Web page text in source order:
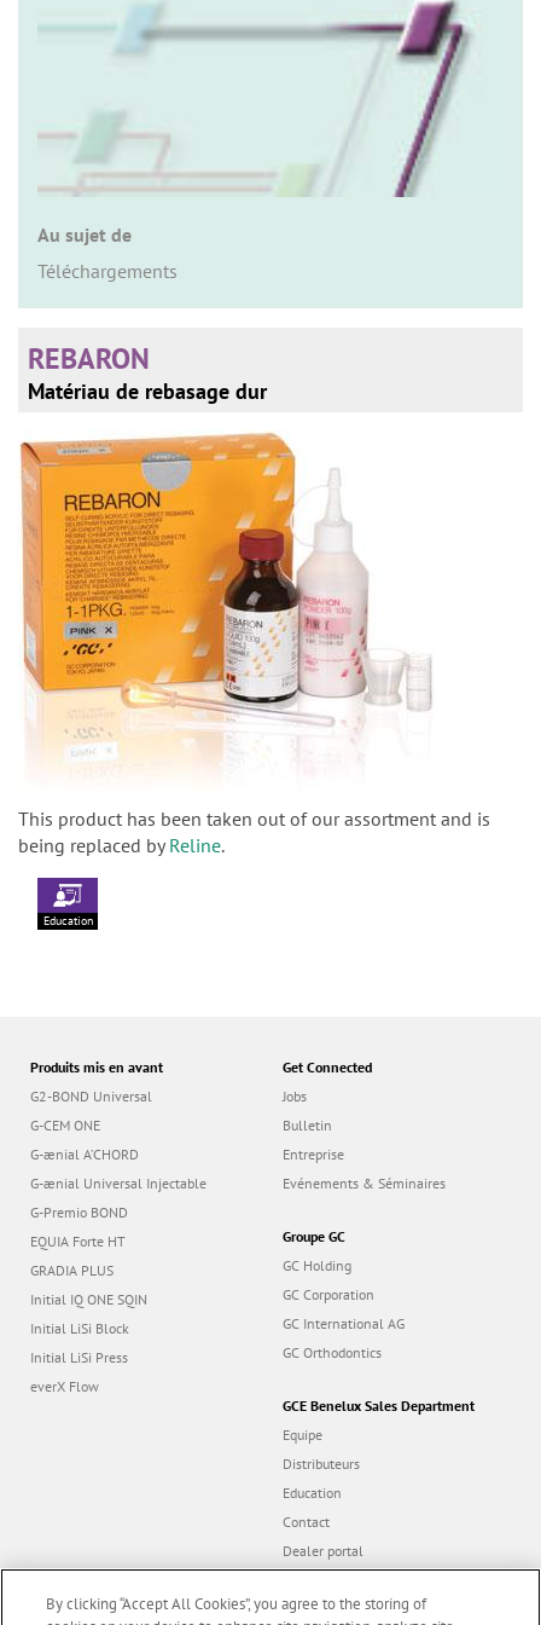
Au sujet de
Téléchargements
REBARON
Matériau de rebasage dur
This product has been taken out of our assortment and is
being replaced byReline.
Education
Produits mis en avant
G2-BOND Universal
G-CEM ONE
G-ænial A’CHORD
G-ænial Universal Injectable
G-Premio BOND
EQUIA Forte HT
GRADIA PLUS
Initial IQ ONE SQIN
Initial LiSi Block
Initial LiSi Press
everX Flow
Get Connected
Jobs
Bulletin
Entreprise
Evénements & Séminaires
Groupe GC
GC Holding
GC Corporation
GC International AG
GC Orthodontics
GCE Benelux Sales Department
Equipe
Distributeurs
Education
Contact
Dealer portal
By clicking “Accept All Cookies”, you agree to the storing of